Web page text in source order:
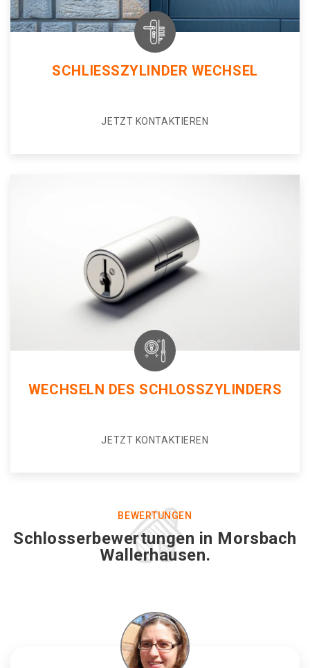
SCHLIESSZYLINDER WECHSEL
JETZT KONTAKTIEREN
WECHSELN DES SCHLOSSZYLINDERS
JETZT KONTAKTIEREN
BEWERTUNGEN
Schlosserbewertungen in Morsbach
Wallerhausen.